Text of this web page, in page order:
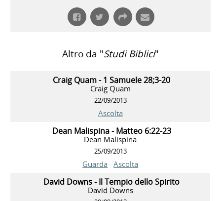
Altro da "Studi Biblici"
Craig Quam - 1 Samuele 28;3-20
Craig Quam
22/09/2013
Ascolta
Dean Malispina - Matteo 6:22-23
Dean Malispina
25/09/2013
Guarda Ascolta
David Downs - Il Tempio dello Spirito
David Downs